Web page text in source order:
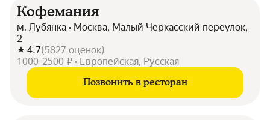
Кофемания
м. Лубянка • Москва, Малый Черкасский переулок,
2
4.7(5827 оценок)
1000-2500 ₽ • Европейская, Русская
Позвонить в ресторан